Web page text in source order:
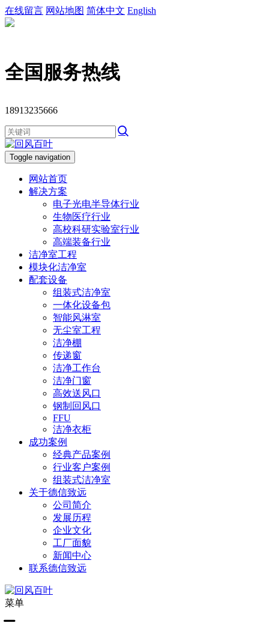
在线留言 网站地图 简体中文 English
全国服务热线
18913235666
Toggle navigation
网站首页
解决方案
电子光电半导体行业
生物医疗行业
高校科研实验室行业
高端装备行业
洁净室工程
模块化洁净室
配套设备
组装式洁净室
一体化设备包
智能风淋室
无尘室工程
洁净棚
传递窗
洁净工作台
洁净门窗
高效送风口
钢制回风口
FFU
洁净衣柜
成功案例
经典产品案例
行业客户案例
组装式洁净室
关于德信致远
公司简介
发展历程
企业文化
工厂面貌
新闻中心
联系德信致远
菜单